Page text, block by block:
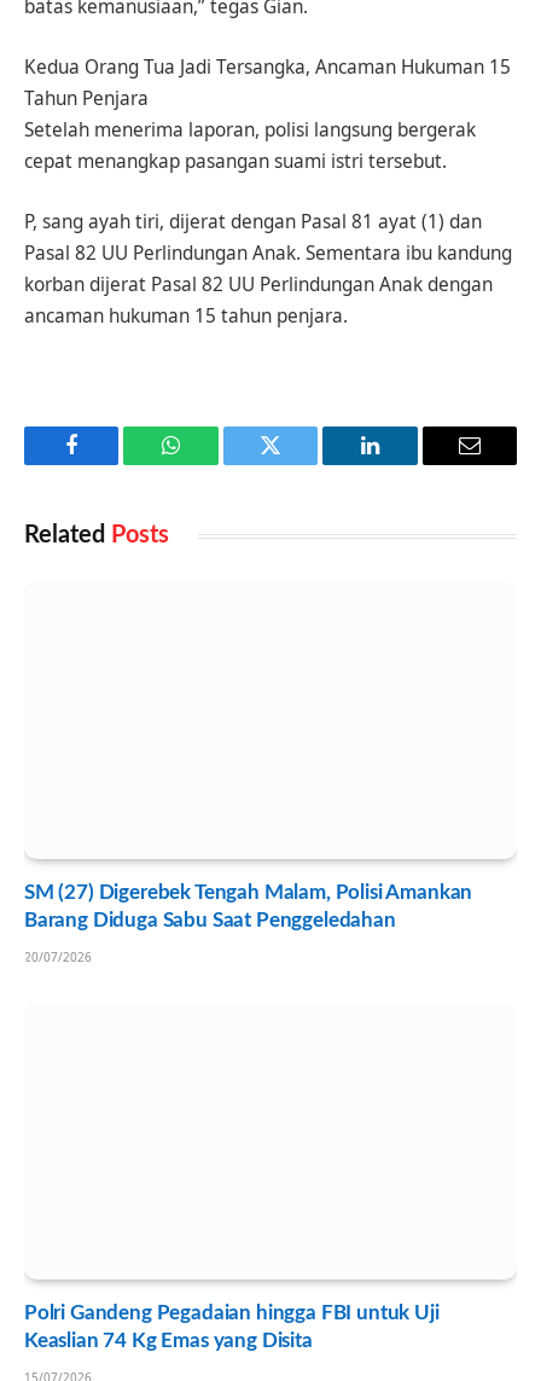
batas kemanusiaan,” tegas Gian.
Kedua Orang Tua Jadi Tersangka, Ancaman Hukuman 15
Tahun Penjara
Setelah menerima laporan, polisi langsung bergerak
cepat menangkap pasangan suami istri tersebut.
P, sang ayah tiri, dijerat dengan Pasal 81 ayat (1) dan
Pasal 82 UU Perlindungan Anak. Sementara ibu kandung
korban dijerat Pasal 82 UU Perlindungan Anak dengan
ancaman hukuman 15 tahun penjara.
Facebook WhatsApp Twitter LinkedIn Email
Related Posts
SM (27) Digerebek Tengah Malam, Polisi Amankan
Barang Diduga Sabu Saat Penggeledahan
20/07/2026
Polri Gandeng Pegadaian hingga FBI untuk Uji
Keaslian 74 Kg Emas yang Disita